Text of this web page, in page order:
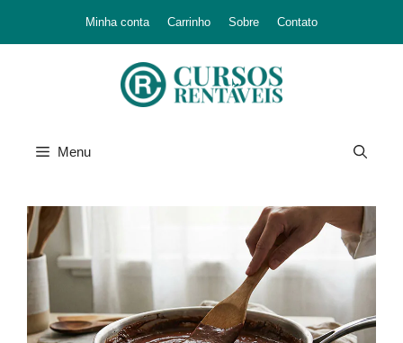
Minha conta Carrinho Sobre Contato
Menu